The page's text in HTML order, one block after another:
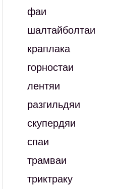
фаи
шалтайболтаи
краплака
горностаи
лентяи
разгильдяи
скупердяи
спаи
трамваи
триктраку